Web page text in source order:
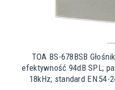
TOA BS-678BSB
efektywność 94dB SPL;
18kHz; standard EN:54-